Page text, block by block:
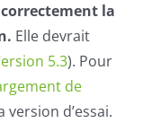
la
Elle devrait
5.3). Pour
de
version d’essai.